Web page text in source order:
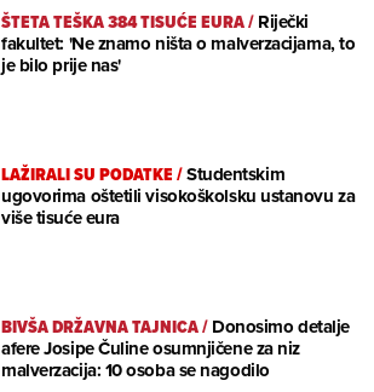
ŠTETA TEŠKA 384 TISUĆE EURA/Riječki
fakultet: 'Ne znamo ništa o malverzacijama, to
je bilo prije nas'
LAŽIRALI SU PODATKE/Studentskim
ugovorima oštetili visokoškolsku ustanovu za
više tisuće eura
BIVŠA DRŽAVNA TAJNICA/Donosimo detalje
afere Josipe Čuline osumnjičene za niz
malverzacija: 10 osoba se nagodilo